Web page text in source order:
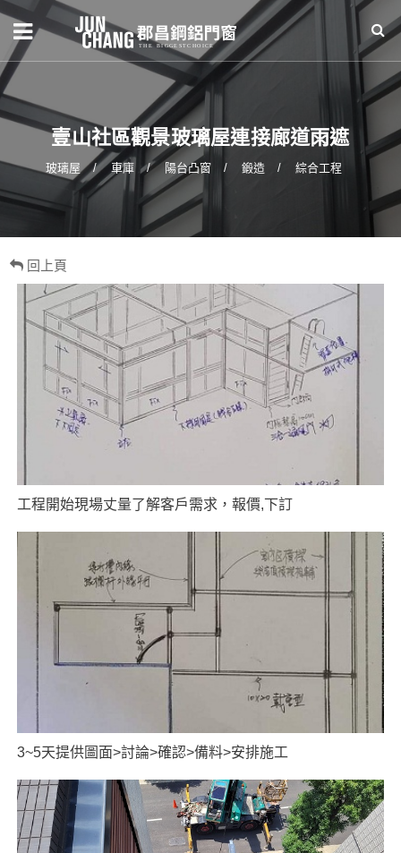
壹山社區觀景玻璃屋連接廊道雨遮
玻璃屋 車庫 陽台凸窗 鍛造 綜合工程
回上頁
工程開始現場丈量了解客戶需求，報價,下訂
3~5天提供圖面>討論>確認>備料>安排施工